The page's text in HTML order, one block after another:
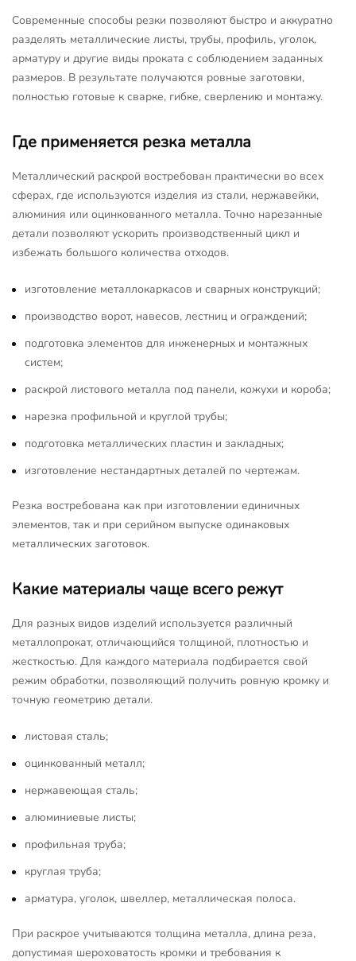
Современные способы резки позволяют быстро и аккуратно
разделять металлические листы, трубы, профиль, уголок,
арматуру и другие виды проката с соблюдением заданных
размеров. В результате получаются ровные заготовки,
полностью готовые к сварке, гибке, сверлению и монтажу.
Где применяется резка металла
Металлический раскрой востребован практически во всех
сферах, где используются изделия из стали, нержавейки,
алюминия или оцинкованного металла. Точно нарезанные
детали позволяют ускорить производственный цикл и
избежать большого количества отходов.
изготовление металлокаркасов и сварных конструкций;
производство ворот, навесов, лестниц и ограждений;
подготовка элементов для инженерных и монтажных
систем;
раскрой листового металла под панели, кожухи и короба;
нарезка профильной и круглой трубы;
подготовка металлических пластин и закладных;
изготовление нестандартных деталей по чертежам.
Резка востребована как при изготовлении единичных
элементов, так и при серийном выпуске одинаковых
металлических заготовок.
Какие материалы чаще всего режут
Для разных видов изделий используется различный
металлопрокат, отличающийся толщиной, плотностью и
жесткостью. Для каждого материала подбирается свой
режим обработки, позволяющий получить ровную кромку и
точную геометрию детали.
листовая сталь;
оцинкованный металл;
нержавеющая сталь;
алюминиевые листы;
профильная труба;
круглая труба;
арматура, уголок, швеллер, металлическая полоса.
При раскрое учитываются толщина металла, длина реза,
допустимая шероховатость кромки и требования к